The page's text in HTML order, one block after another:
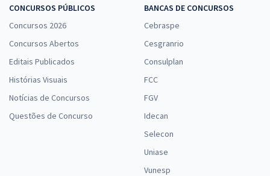
CONCURSOS PÚBLICOS
Concursos 2026
Concursos Abertos
Editais Publicados
Histórias Visuais
Notícias de Concursos
Questões de Concurso
BANCAS DE CONCURSOS
Cebraspe
Cesgranrio
Consulplan
FCC
FGV
Idecan
Selecon
Uniase
Vunesp